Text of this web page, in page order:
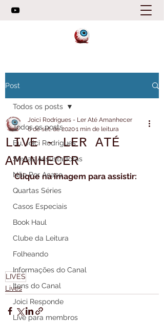
Post
Todos os posts
Eu, Joici Rodrigues
Sextas Assustadoras
Não Por Acaso
Quartas Séries
Casos Especiais
Book Haul
Clube da Leitura
Folheando
Informações do Canal
Itens do Canal
Joici Responde
Live para membros
Todos os posts
LIVE - LER ATÉ
AMANHECER
Joici Rodrigues - Ler Até Amanhecer
6 de set. de 20201 min de leitura
Clique na imagem para assistir:
LIVES
Lives